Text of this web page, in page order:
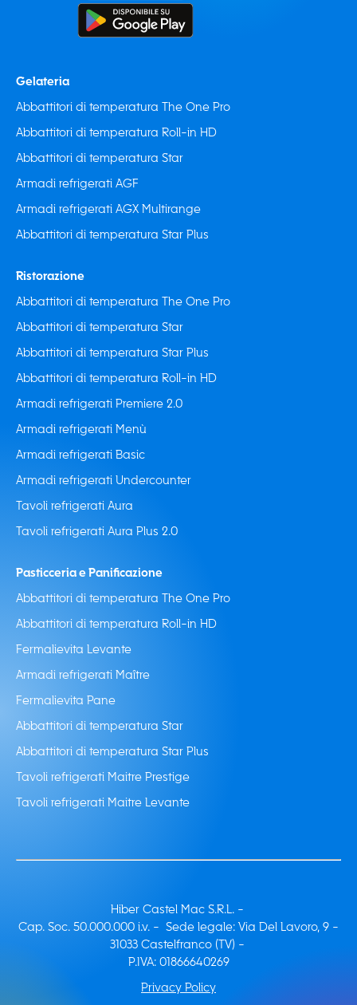
Gelateria
Abbattitori di temperatura The One Pro
Abbattitori di temperatura Roll-in HD
Abbattitori di temperatura Star
Armadi refrigerati AGF
Armadi refrigerati AGX Multirange
Abbattitori di temperatura Star Plus
Ristorazione
Abbattitori di temperatura The One Pro
Abbattitori di temperatura Star
Abbattitori di temperatura Star Plus
Abbattitori di temperatura Roll-in HD
Armadi refrigerati Premiere 2.0
Armadi refrigerati Menù
Armadi refrigerati Basic
Armadi refrigerati Undercounter
Tavoli refrigerati Aura
Tavoli refrigerati Aura Plus 2.0
Pasticceria e Panificazione
Abbattitori di temperatura The One Pro
Abbattitori di temperatura Roll-in HD
Fermalievita Levante
Armadi refrigerati Maître
Fermalievita Pane
Abbattitori di temperatura Star
Abbattitori di temperatura Star Plus
Tavoli refrigerati Maitre Prestige
Tavoli refrigerati Maitre Levante
Hiber Castel Mac S.R.L. -
Cap. Soc. 50.000.000 i.v. - Sede legale: Via Del Lavoro, 9 -
31033 Castelfranco (TV) -
P.IVA: 01866640269
Privacy Policy